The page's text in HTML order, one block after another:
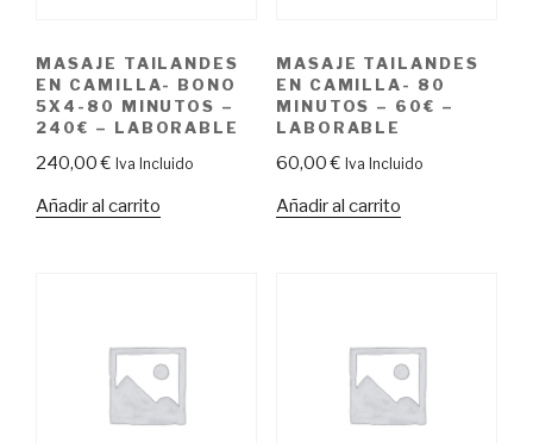
MASAJE TAILANDES
EN CAMILLA- BONO
5X4-80 MINUTOS –
240€ – LABORABLE
240,00€ Iva Incluido
Añadir al carrito
MASAJE TAILANDES
EN CAMILLA- 80
MINUTOS – 60€ –
LABORABLE
60,00€ Iva Incluido
Añadir al carrito